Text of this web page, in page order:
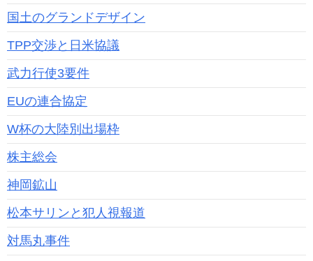
国土のグランドデザイン
TPP交渉と日米協議
武力行使3要件
EUの連合協定
W杯の大陸別出場枠
株主総会
神岡鉱山
松本サリンと犯人視報道
対馬丸事件